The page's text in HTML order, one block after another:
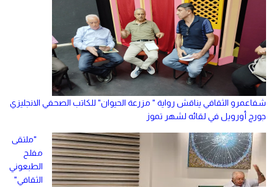
شفاعمرو الثقافي يناقش رواية " مزرعة الحيوان" للكاتب الصحفي الانجليزي
جورج أورويل في لقائه لشهر تموز
"ملتقى
مفلح
الطبعوني
الثقافي"